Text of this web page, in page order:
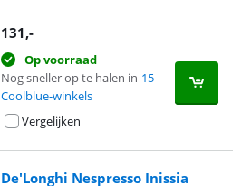
131,-
Op voorraad
Nog sneller op te halen in 15
Coolblue-winkels
Vergelijken
De'Longhi Nespresso Inissia